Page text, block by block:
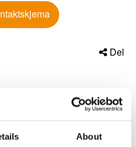
About
Del